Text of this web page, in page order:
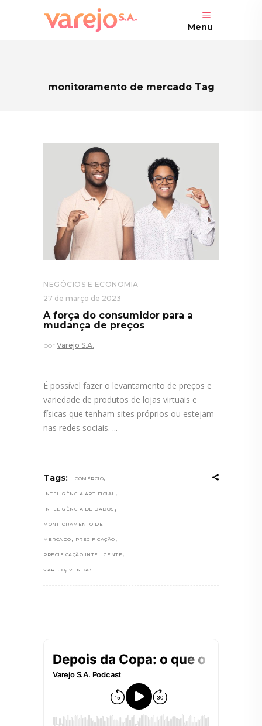
Menu
monitoramento de mercado Tag
NEGÓCIOS E ECONOMIA
27 de março de 2023
A força do consumidor para a
mudança de preços
por Varejo S.A.
É possível fazer o levantamento de preços e
variedade de produtos de lojas virtuais e
físicas que tenham sites próprios ou estejam
nas redes sociais.
Tags: COMÉRCIO,
INTELIGÊNCIA ARTIFICIAL ,
INTELIGÊNCIA DE DADOS ,
MONITORAMENTO DE
MERCADO , PRECIFICAÇÃO ,
PRECIFICAÇÃO INTELIGENTE ,
VAREJO, VENDAS